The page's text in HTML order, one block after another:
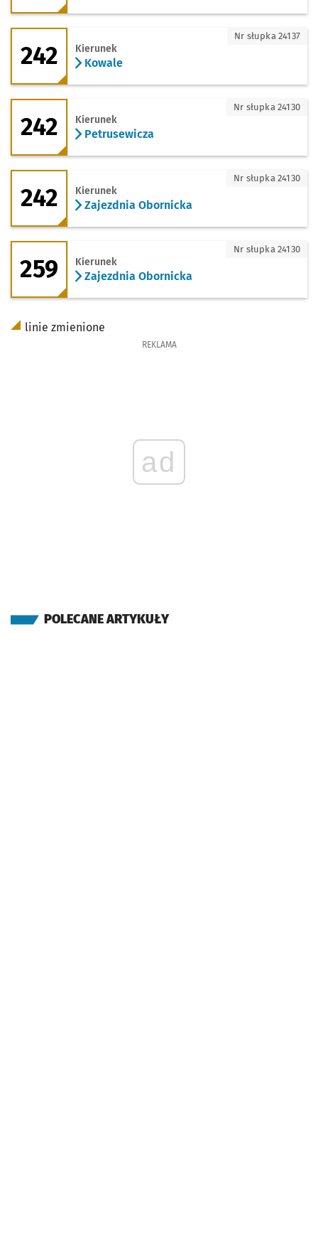
242 - kierunek Kowale
242 Kierunek
Kowale
Nr słupka 24137
242 - kierunek Petrusewicza
242 Kierunek
Petrusewicza
Nr słupka 24130
242 - kierunek Zajezdnia Obornicka
242 Kierunek
Zajezdnia Obornicka
Nr słupka 24130
259 - kierunek Zajezdnia Obornicka
259 Kierunek
Zajezdnia Obornicka
Nr słupka 24130
linie zmienione
REKLAMA
ad
POLECANE ARTYKUŁY